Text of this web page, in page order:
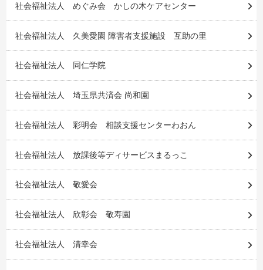
社会福祉法人 めぐみ会 かしの木ケアセンター
社会福祉法人 久美愛園 障害者支援施設 互助の里
社会福祉法人 同仁学院
社会福祉法人 埼玉県共済会 尚和園
社会福祉法人 彩明会 相談支援センターわおん
社会福祉法人 放課後等ディサービスまるっこ
社会福祉法人 敬愛会
社会福祉法人 欣彰会 敬寿園
社会福祉法人 清幸会